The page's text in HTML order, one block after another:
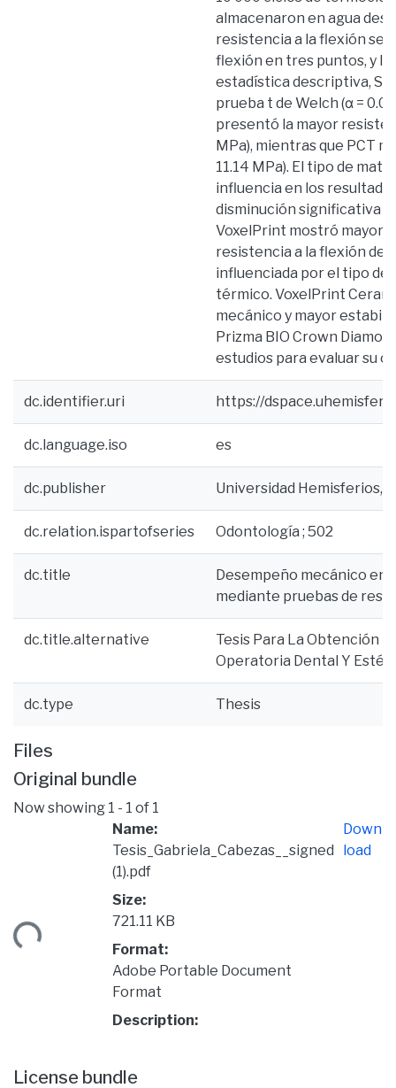
almacenaron en agua
resistencia a la flexión se
flexión en tres puntos, y
estadística descriptiva,
prueba t de Welch (α =
presentó la mayor
MPa), mientras que PCT
11.14 MPa). El tipo de
influencia en los
disminución significativa
VoxelPrint mostró mayor
resistencia a la flexión de
influenciada por el tipo
térmico. VoxelPrint
mecánico y mayor
Prizma BIO Crown
estudios para evaluar su
dc.identifier.uri https://
dc.language.iso es
dc.publisher Universidad Hemisferios,
dc.relation.ispartofseries Odontología ; 502
dc.title
Desempeño mecánico en
mediante pruebas de
dc.title.alternative
Tesis Para La Obtención
Operatoria Dental Y
dc.type Thesis
Files
Original bundle
Now showing 1 - 1 of 1
Name:
Tesis_Gabriela_Cabezas__signed
(1).pdf
Size:
721.11 KB
Format:
Adobe Portable Document
Format
Description:
Down
load
License bundle